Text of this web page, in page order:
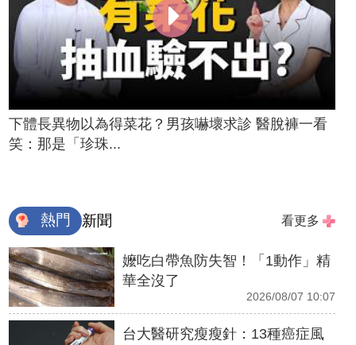
下體長異物以為得菜花？男孩嚇壞求診 醫脫褲一看
笑：那是「珍珠...
熱門 新聞 看更多
嬤吃白帶魚防失智！「1動作」精
華全沒了
2026/08/07 10:07
台大醫研究瘦瘦針：13種癌症風